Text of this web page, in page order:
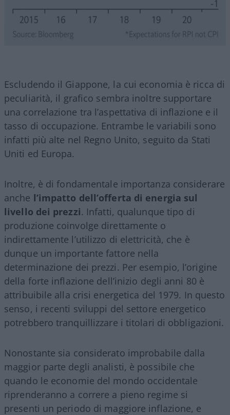
Escludendo il Giappone, la cui economia è ricca di
peculiarità, il grafico sembra inoltre supportare
una correlazione tra l’aspettativa di inflazione e il
tasso di occupazione. Entrambe le variabili sono
infatti più alte nel Regno Unito, seguito da Stati
Uniti ed Europa.
Inoltre, è di fondamentale importanza considerare
anche l’impatto dell’offerta di energia sul
livello dei prezzi. Infatti, qualunque tipo di
produzione coinvolge direttamente o
indirettamente l’utilizzo di elettricità, che è
dunque un importante fattore nella
determinazione dei prezzi. Per esempio, l’origine
della forte inflazione dell’inizio degli anni 80 è
attribuibile alla crisi energetica del 1979. In questo
senso, i recenti sviluppi del settore energetico
potrebbero tranquillizzare i titolari di obbligazioni.
Nonostante sia considerato improbabile dalla
maggior parte degli analisti, è possibile che
quando le economie del mondo occidentale
riprenderanno a correre a pieno regime si
presenti un periodo di maggiore inflazione, e